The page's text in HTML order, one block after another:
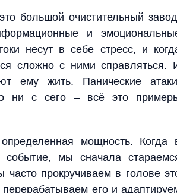
большой очистительный
и
несут в себе стресс, и
сложно с ними справляться.
ему жить. Панические
ни с сего – всё это
мощность. Когда
событие, мы сначала
часто прокручиваем в голове
его и